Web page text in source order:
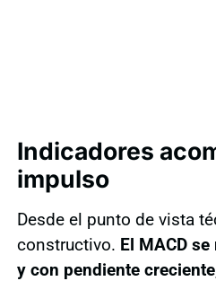
Indicadores
impulso
Desde el punto de vista
constructivo. El MACD
y con pendiente creciente